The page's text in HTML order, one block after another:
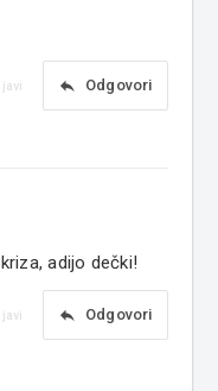
reply Odgovori
adijo dečki!
reply Odgovori